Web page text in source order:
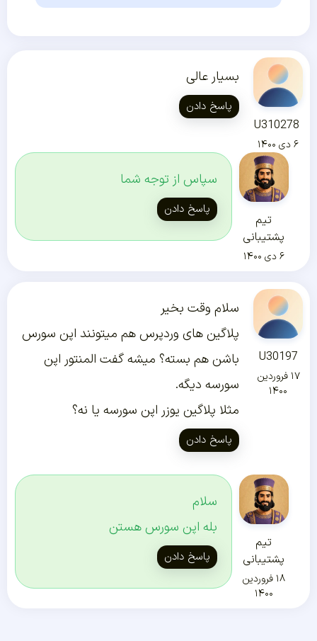
U310278
۶ دی ۱۴۰۰
بسیار عالی
پاسخ دادن
تیم
پشتیبانی
۶ دی ۱۴۰۰
سپاس از توجه شما
پاسخ دادن
U30197
۱۷ فروردین
۱۴۰۰
سلام وقت بخیر
پلاگین های وردپرس هم میتونند اپن سورس
باشن هم بسته؟ میشه گفت المنتور اپن
سورسه دیگه.
مثلا پلاگین یوزر اپن سورسه یا نه؟
پاسخ دادن
تیم
پشتیبانی
۱۸ فروردین
۱۴۰۰
سلام
بله اپن سورس هستن
پاسخ دادن